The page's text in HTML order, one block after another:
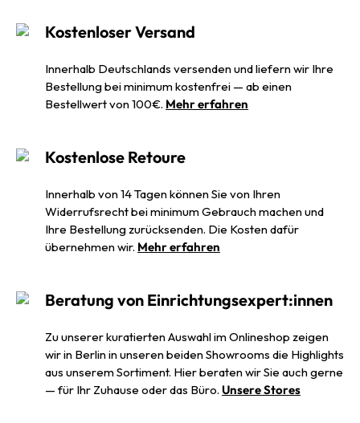
Kostenloser Versand
Innerhalb Deutschlands versenden und liefern wir Ihre
Bestellung bei minimum kostenfrei — ab einen
Bestellwert von 100€. Mehr erfahren
Kostenlose Retoure
Innerhalb von 14 Tagen können Sie von Ihren
Widerrufsrecht bei minimum Gebrauch machen und
Ihre Bestellung zurücksenden. Die Kosten dafür
übernehmen wir. Mehr erfahren
Beratung von Einrichtungsexpert:innen
Zu unserer kuratierten Auswahl im Onlineshop zeigen
wir in Berlin in unseren beiden Showrooms die Highlights
aus unserem Sortiment. Hier beraten wir Sie auch gerne
— für Ihr Zuhause oder das Büro. Unsere Stores